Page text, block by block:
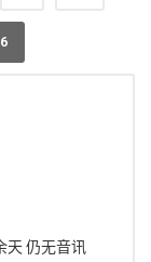
天 仍无音讯